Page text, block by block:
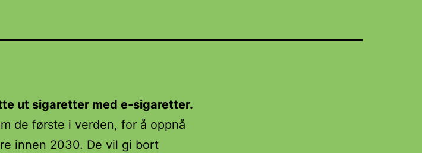
ut sigaretter med e-sigaretter.
de første i verden, for å oppnå
innen 2030. De vil gi bort